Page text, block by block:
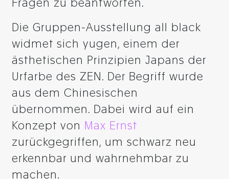
Fragen zu beantworten.
Die Gruppen-Ausstellung all black
widmet sich yugen, einem der
ästhetischen Prinzipien Japans der
Urfarbe des ZEN. Der Begriff wurde
aus dem Chinesischen
übernommen. Dabei wird auf ein
Konzept von
Max Ernst
zurückgegriffen, um schwarz neu
erkennbar und wahrnehmbar zu
machen.